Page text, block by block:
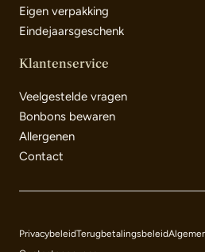
Eigen verpakking
Eindejaarsgeschenk
Klantenservice
Veelgestelde vragen
Bonbons bewaren
Allergenen
Contact
PrivacybeleidTerugbetalingsbeleid